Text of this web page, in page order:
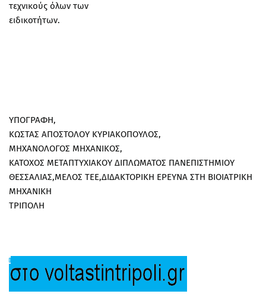
τεχνικούς όλων των
ειδικοτήτων.
ΥΠΟΓΡΑΦΗ,
ΚΩΣΤΑΣ ΑΠΟΣΤΟΛΟΥ ΚΥΡΙΑΚΟΠΟΥΛΟΣ,
ΜΗΧΑΝΟΛΟΓΟΣ ΜΗΧΑΝΙΚΟΣ,
ΚΑΤΟΧΟΣ ΜΕΤΑΠΤΥΧΙΑΚΟΥ ΔΙΠΛΩΜΑΤΟΣ ΠΑΝΕΠΙΣΤΗΜΙΟΥ
ΘΕΣΣΑΛΙΑΣ,ΜΕΛΟΣ ΤΕΕ,ΔΙΔΑΚΤΟΡΙΚΗ ΕΡΕΥΝΑ ΣΤΗ ΒΙΟΙΑΤΡΙΚΗ
ΜΗΧΑΝΙΚΗ
ΤΡΙΠΟΛΗ